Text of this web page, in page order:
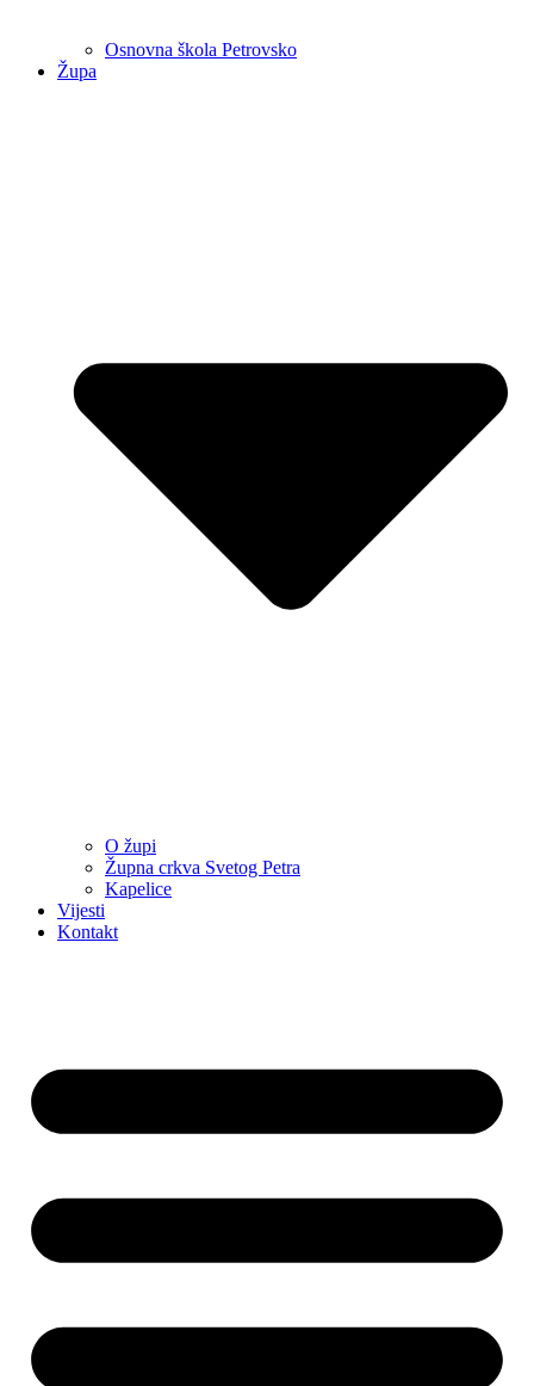
Osnovna škola Petrovsko
Župa
O župi
Župna crkva Svetog Petra
Kapelice
Vijesti
Kontakt